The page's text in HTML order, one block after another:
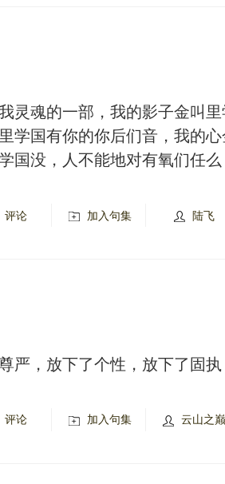
灵魂的一部，我的影子金叫
学国有你的你后们音，我的
国没，人不能地对有氧们任么
评论 加入句集 陆飞
严，放下了个性，放下了固
评论 加入句集 云山之巅